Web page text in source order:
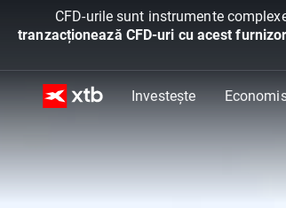
CFD-urile sunt instrumente
tranzacționează CFD-uri cu acest furnizor
Investește